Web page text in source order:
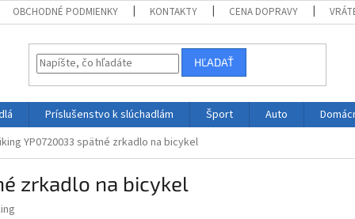
OBCHODNÉ PODMIENKY KONTAKTY CENA DOPRAVY
HĽADAŤ
Príslušenstvo k slúchadlám Šport Auto
YP0720033 spätné zrkadlo na bicykel
zrkadlo na bicykel